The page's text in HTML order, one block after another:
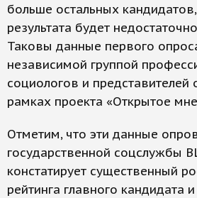
больше остальных
результата будет
Таковы данные первого
независимой группой
социологов и представителей
рамках проекта «Открытое
Отметим, что эти данные
государственной соцслужбы
констатирует существенный
рейтинга главного кандидата